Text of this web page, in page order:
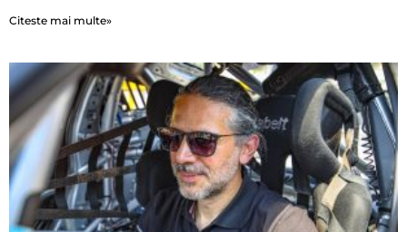
Citeste mai multe»